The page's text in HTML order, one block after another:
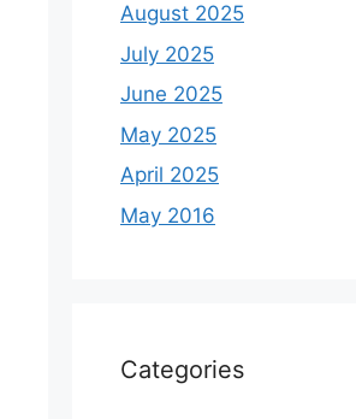
August 2025
July 2025
June 2025
May 2025
April 2025
May 2016
Categories